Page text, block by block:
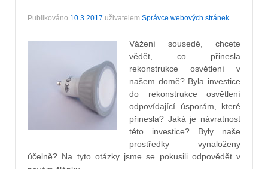
Publikováno 10.3.2017 uživatelem Správce webových stránek
Vážení sousedé, chcete
vědět, co přinesla
rekonstrukce osvětlení v
našem domě? Byla investice
do rekonstrukce osvětlení
odpovídající úsporám, které
přinesla? Jaká je návratnost
této investice? Byly naše
prostředky vynaloženy
účelně? Na tyto otázky jsme se pokusili odpovědět v